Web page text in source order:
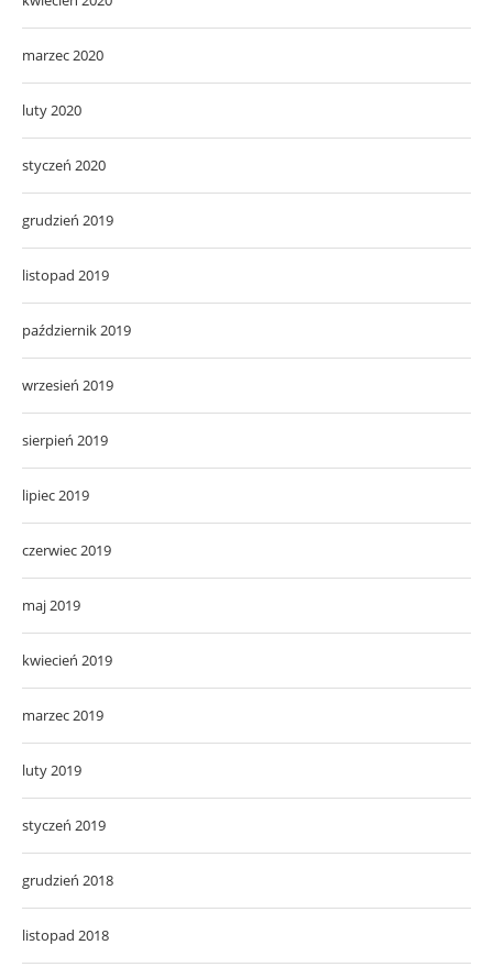
marzec 2020
luty 2020
styczeń 2020
grudzień 2019
listopad 2019
październik 2019
wrzesień 2019
sierpień 2019
lipiec 2019
czerwiec 2019
maj 2019
kwiecień 2019
marzec 2019
luty 2019
styczeń 2019
grudzień 2018
listopad 2018